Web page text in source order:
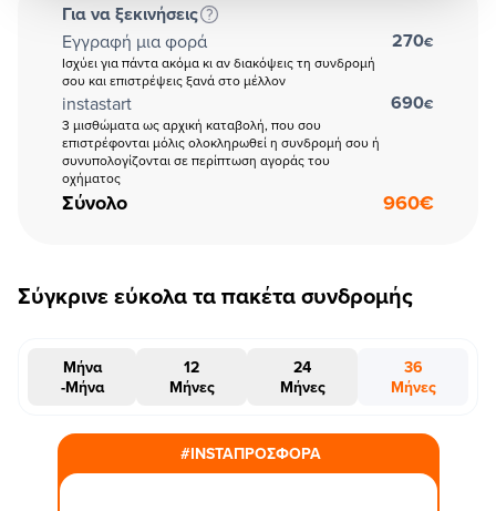
Για να ξεκινήσεις
Εγγραφή μια φορά
Ισχύει για πάντα ακόμα κι αν διακόψεις τη συνδρομή
σου και επιστρέψεις ξανά στο μέλλον
270€
instastart
3 μισθώματα ως αρχική καταβολή, που σου
επιστρέφονται μόλις ολοκληρωθεί η συνδρομή σου ή
συνυπολογίζονται σε περίπτωση αγοράς του
οχήματος
690€
Σύνολο 960€
Σύγκρινε εύκολα τα πακέτα συνδρομής
Μήνα
-Μήνα
12
Μήνες
24
Μήνες
36
Μήνες
#INSTAΠΡΟΣΦΟΡΑ